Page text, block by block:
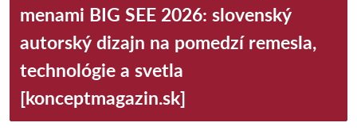
menami BIG SEE 2026: slovenský
autorský dizajn na pomedzí remesla,
technológie a svetla
[konceptmagazin.sk]